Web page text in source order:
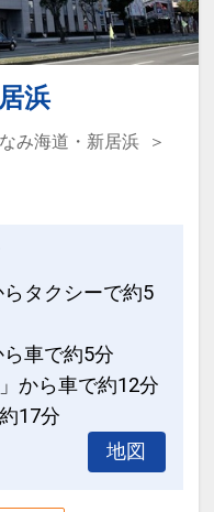
浜
み海道・新居浜
タクシーで約5
車で約5分
から車で約12分
17分
地図